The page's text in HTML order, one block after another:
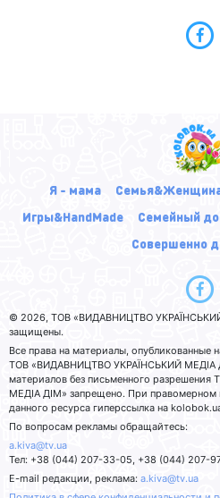
Я - мама
Игры&HandMade
Семейный
Совершенно
© 2026, ТОВ «ВИДАВНИЦТВО
защищены.
Все права на материалы, опубликованные
ТОВ «ВИДАВНИЦТВО УКРАЇНСЬКИЙ МЕДІА
материалов без письменного
МЕДІА ДІМ» запрещено. При правомерном
данного ресурса гиперссылка на
По вопросам рекламы обращайтесь:
a.kiva@tv.ua
Тел: +38 (044) 207-33-05, +38 (044) 207-
E-mail редакции, реклама: a.kiva@tv.ua